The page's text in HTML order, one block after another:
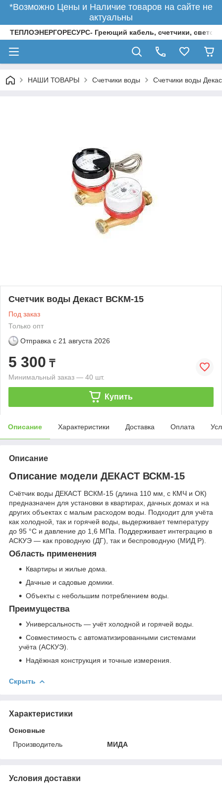
*Возможно Цены и Наличие товаров на сайте не
актуальны
ТЕПЛОЭНЕРГОРЕСУРС- Греющий кабель, счетчики,
НАШИ ТОВАРЫ Счетчики воды Счетчики воды
Счетчик воды Декаст ВСКМ-15
Под заказ
Только опт
Отправка с 21 августа 2026
5 300 ₸
Минимальный заказ — 40 шт.
Купить
Описание Характеристики Доставка Оплата
Описание
Описание модели ДЕКАСТ ВСКМ-15
Счётчик воды ДЕКАСТ ВСКМ-15 (длина 110 мм, с КМЧ и ОК)
предназначен для установки в квартирах, дачных домах и на
других объектах с малым расходом воды. Подходит для учёта
как холодной, так и горячей воды, выдерживает температуру
до 95 °C и давление до 1,6 МПа. Поддерживает интеграцию в
АСКУЭ — как проводную (ДГ), так и беспроводную (МИД Р).
Область применения
Квартиры и жилые дома.
Дачные и садовые домики.
Объекты с небольшим потреблением воды.
Преимущества
Универсальность — учёт холодной и горячей воды.
Совместимость с автоматизированными системами
учёта (АСКУЭ).
Надёжная конструкция и точные измерения.
Скрыть
Характеристики
Основные
Производитель
МИДА
Условия доставки